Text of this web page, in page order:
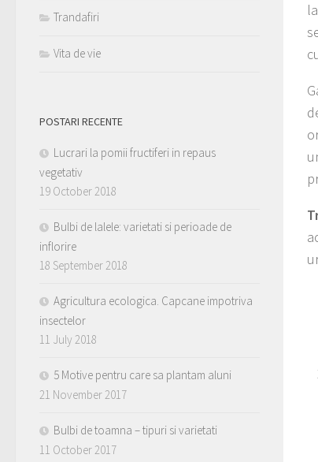
Trandafiri
Vita de vie
POSTARI RECENTE
Lucrari la pomii fructiferi in repaus
vegetativ
19 October 2018
Bulbi de lalele: varietati si perioade de
inflorire
18 September 2018
Agricultura ecologica. Capcane impotriva
insectelor
11 July 2018
5 Motive pentru care sa plantam aluni
21 November 2017
Bulbi de toamna – tipuri si varietati
11 October 2017